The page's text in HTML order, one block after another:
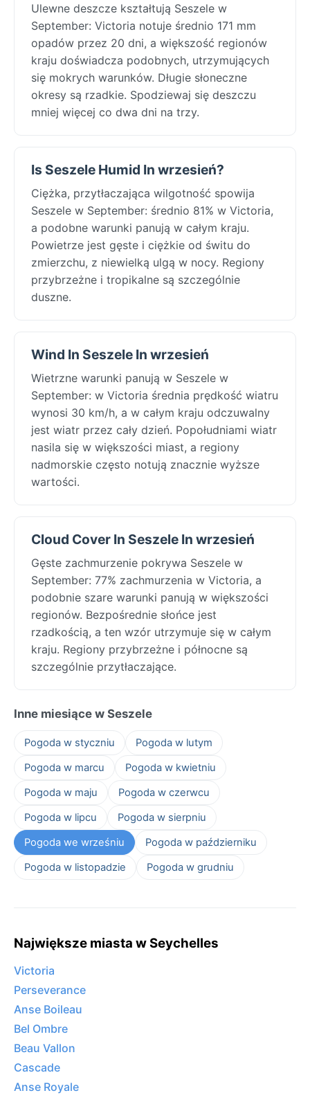
Ulewne deszcze kształtują Seszele w
September: Victoria notuje średnio 171 mm
opadów przez 20 dni, a większość regionów
kraju doświadcza podobnych, utrzymujących
się mokrych warunków. Długie słoneczne
okresy są rzadkie. Spodziewaj się deszczu
mniej więcej co dwa dni na trzy.
Is Seszele Humid In wrzesień?
Ciężka, przytłaczająca wilgotność spowija
Seszele w September: średnio 81% w Victoria,
a podobne warunki panują w całym kraju.
Powietrze jest gęste i ciężkie od świtu do
zmierzchu, z niewielką ulgą w nocy. Regiony
przybrzeżne i tropikalne są szczególnie
duszne.
Wind In Seszele In wrzesień
Wietrzne warunki panują w Seszele w
September: w Victoria średnia prędkość wiatru
wynosi 30 km/h, a w całym kraju odczuwalny
jest wiatr przez cały dzień. Popołudniami wiatr
nasila się w większości miast, a regiony
nadmorskie często notują znacznie wyższe
wartości.
Cloud Cover In Seszele In wrzesień
Gęste zachmurzenie pokrywa Seszele w
September: 77% zachmurzenia w Victoria, a
podobnie szare warunki panują w większości
regionów. Bezpośrednie słońce jest
rzadkością, a ten wzór utrzymuje się w całym
kraju. Regiony przybrzeżne i północne są
szczególnie przytłaczające.
Inne miesiące w Seszele
Pogoda w styczniu
Pogoda w lutym
Pogoda w marcu
Pogoda w kwietniu
Pogoda w maju
Pogoda w czerwcu
Pogoda w lipcu
Pogoda w sierpniu
Pogoda we wrześniu
Pogoda w październiku
Pogoda w listopadzie
Pogoda w grudniu
Największe miasta w Seychelles
Victoria
Perseverance
Anse Boileau
Bel Ombre
Beau Vallon
Cascade
Anse Royale